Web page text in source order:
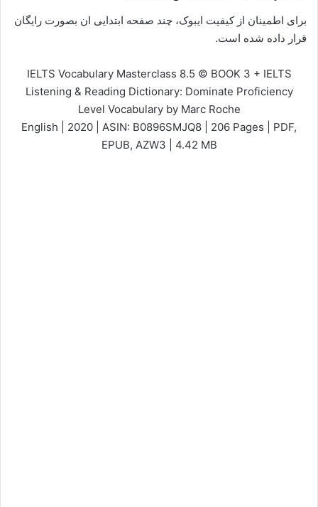
برای اطمینان از کیفیت ایبوک، چند صفحه ابتدایی ان بصورت رایگان
قرار داده شده است.
IELTS Vocabulary Masterclass 8.5 © BOOK 3 + IELTS
Listening & Reading Dictionary: Dominate Proficiency
Level Vocabulary by Marc Roche
English | 2020 | ASIN: B0896SMJQ8 | 206 Pages | PDF,
EPUB, AZW3 | 4.42 MB